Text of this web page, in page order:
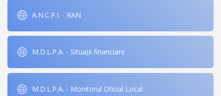
A.N.C.P.I. - RAN
M.D.L.P.A. - Situații financiare
M.D.L.P.A. - Monitorul Oficial Local